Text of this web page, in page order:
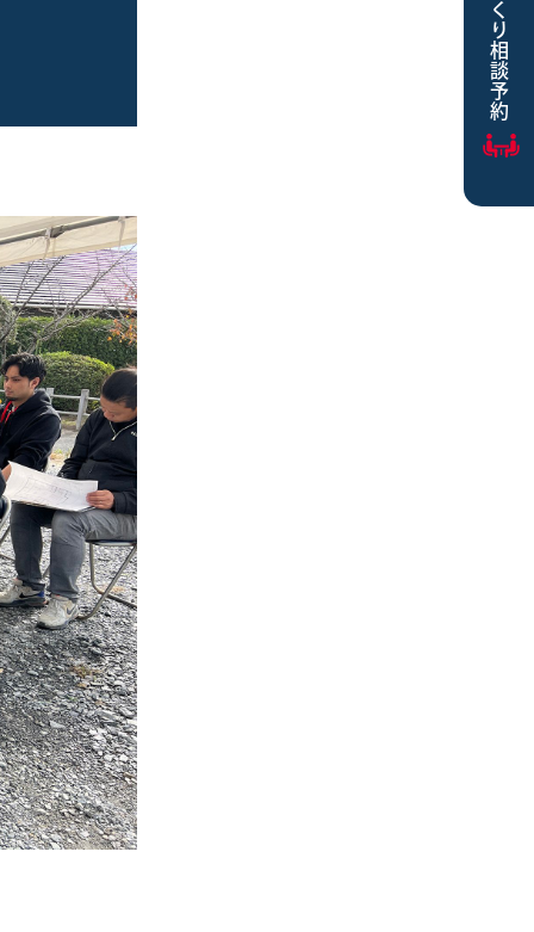
家づくり相談予約